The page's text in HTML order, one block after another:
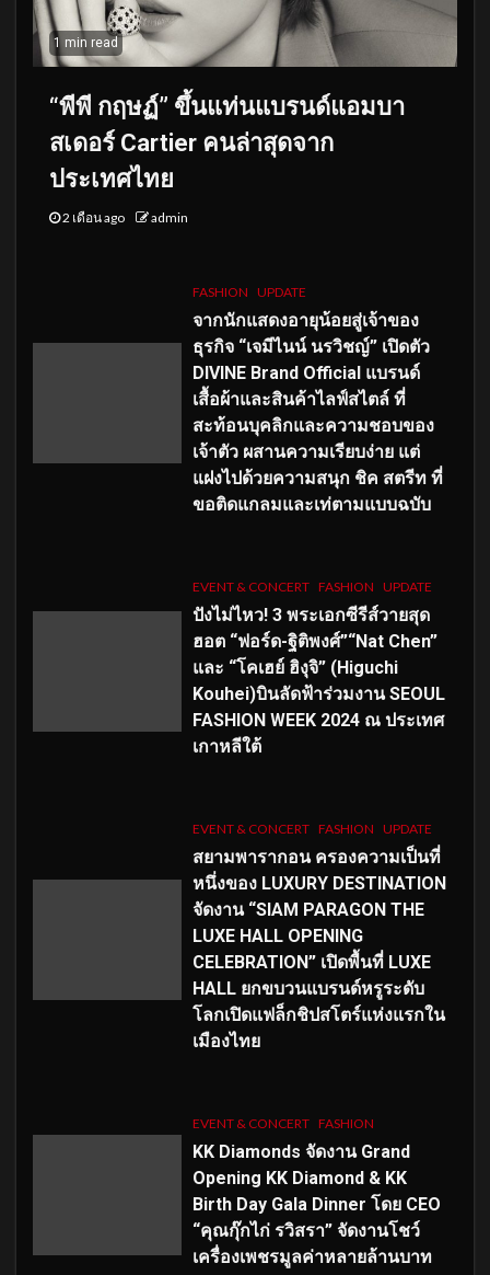
1 min read
“พีพี กฤษฏ์” ขึ้นแท่นแบรนด์แอมบา
สเดอร์ Cartier คนล่าสุดจาก
ประเทศไทย
2 เดือน ago admin
FASHION UPDATE
จากนักแสดงอายุน้อยสู่เจ้าของ
ธุรกิจ “เจมีไนน์ นรวิชญ์” เปิดตัว
DIVINE Brand Official แบรนด์
เสื้อผ้าและสินค้าไลฟ์สไตล์ ที่
สะท้อนบุคลิกและความชอบของ
เจ้าตัว ผสานความเรียบง่าย แต่
แฝงไปด้วยความสนุก ชิค สตรีท ที่
ขอติดแกลมและเท่ตามแบบฉบับ
EVENT & CONCERT FASHION UPDATE
ปังไม่ไหว! 3 พระเอกซีรีส์วายสุด
ฮอต “ฟอร์ด-ฐิติพงศ์”“Nat Chen”
และ “โคเฮย์ ฮิงุจิ” (Higuchi
Kouhei)บินลัดฟ้าร่วมงาน SEOUL
FASHION WEEK 2024 ณ ประเทศ
เกาหลีใต้
EVENT & CONCERT FASHION UPDATE
สยามพารากอน ครองความเป็นที่
หนึ่งของ LUXURY DESTINATION
จัดงาน “SIAM PARAGON THE
LUXE HALL OPENING
CELEBRATION” เปิดพื้นที่ LUXE
HALL ยกขบวนแบรนด์หรูระดับ
โลกเปิดแฟล็กชิปสโตร์แห่งแรกใน
เมืองไทย
EVENT & CONCERT FASHION
KK Diamonds จัดงาน Grand
Opening KK Diamond & KK
Birth Day Gala Dinner โดย CEO
“คุณกุ๊กไก่ รวิสรา” จัดงานโชว์
เครื่องเพชรมูลค่าหลายล้านบาท